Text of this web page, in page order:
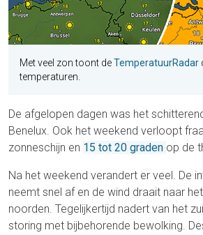
Met veel zon toont deTemperatuurRadar
temperaturen.
De afgelopen dagen was het
Benelux. Ook het weekend verloopt
zonneschijn en 15 tot 20 graden op de
Na het weekend verandert er veel. De
neemt snel af en de wind draait naar
noorden. Tegelijkertijd nadert van het
storing met bijbehorende bewolking.